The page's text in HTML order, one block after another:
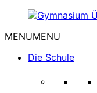
springen
Überlingen
MENUMENU
Die Schule